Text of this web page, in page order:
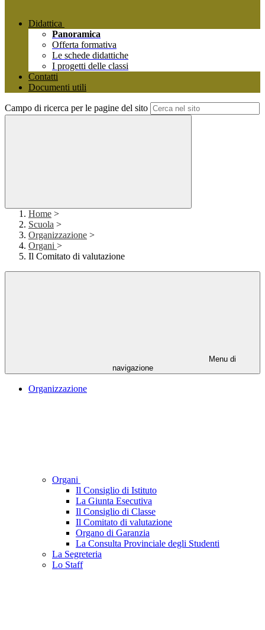
Didattica
Panoramica
Offerta formativa
Le schede didattiche
I progetti delle classi
Contatti
Documenti utili
Campo di ricerca per le pagine del sito
Home >
Scuola >
Organizzazione >
Organi >
Il Comitato di valutazione
Menu di
navigazione
Organizzazione
Organi
Il Consiglio di Istituto
La Giunta Esecutiva
Il Consiglio di Classe
Il Comitato di valutazione
Organo di Garanzia
La Consulta Provinciale degli Studenti
La Segreteria
Lo Staff